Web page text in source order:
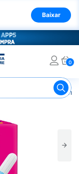
Baixar
0
Absorvente